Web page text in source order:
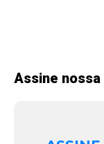
Assine